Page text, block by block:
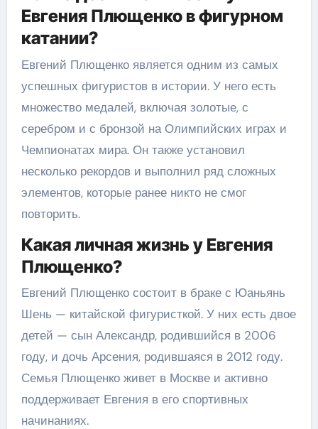
Евгения Плющенко в фигурном
катании?
Евгений Плющенко является одним из самых
успешных фигуристов в истории. У него есть
множество медалей, включая золотые, с
серебром и с бронзой на Олимпийских играх и
Чемпионатах мира. Он также установил
несколько рекордов и выполнил ряд сложных
элементов, которые ранее никто не смог
повторить.
Какая личная жизнь у Евгения
Плющенко?
Евгений Плющенко состоит в браке с Юаньянь
Шень — китайской фигуристкой. У них есть двое
детей — сын Александр, родившийся в 2006
году, и дочь Арсения, родившаяся в 2012 году.
Семья Плющенко живет в Москве и активно
поддерживает Евгения в его спортивных
начинаниях.